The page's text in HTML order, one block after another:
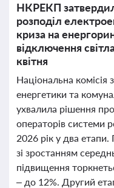
НКРЕКП
розподіл
криза на
відключення
квітня
Національна комісія
енергетики та
ухвалила рішення
операторів системи
2026 рік у два етапи.
зі зростанням
підвищення
– до 12%. Другий